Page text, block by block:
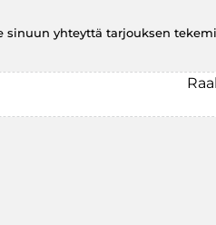
sinuun yhteyttä tarjouksen